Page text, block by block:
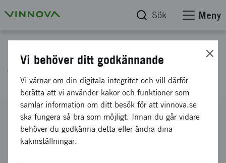
Sök Meny
Tjänsteskjuts 2.0
Diarienummer
2024-01550
Koordinator
Vi behöver ditt godkännande
Vi värnar om din digitala integritet och vill därför
berätta att vi använder kakor och funktioner som
samlar information om ditt besök för att vinnova.se
ska fungera så bra som möjligt. Innan du går vidare
behöver du godkänna detta eller ändra dina
kakinställningar.